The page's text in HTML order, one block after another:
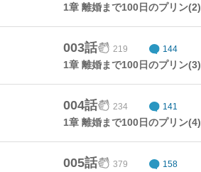
1章 離婚まで100日のプリン(2)
003話 219 144
1章 離婚まで100日のプリン(3)
004話 234 141
1章 離婚まで100日のプリン(4)
005話 379 158